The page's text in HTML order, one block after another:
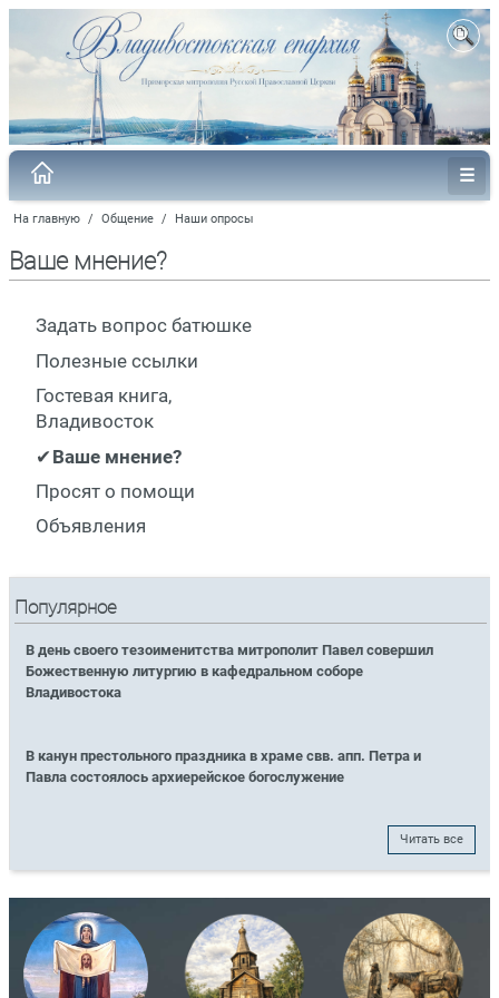
На главную / Общение / Наши опросы
Ваше мнение?
Задать вопрос батюшке
Полезные ссылки
Гостевая книга,
Владивосток
Ваше мнение?
Просят о помощи
Объявления
Популярное
В день своего тезоименитства митрополит Павел совершил
Божественную литургию в кафедральном соборе
Владивостока
В канун престольного праздника в храме свв. апп. Петра и
Павла состоялось архиерейское богослужение
Читать все